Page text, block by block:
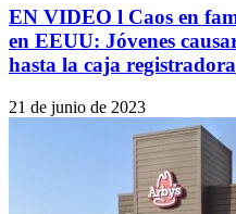
EN VIDEO l Caos en
en EEUU: Jóvenes
hasta la caja registradora
21 de junio de 2023